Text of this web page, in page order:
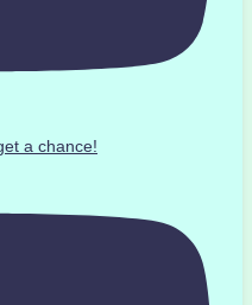
a chance!